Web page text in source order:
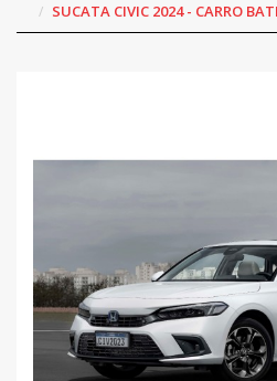
SUCATA CIVIC 2024 - CARRO